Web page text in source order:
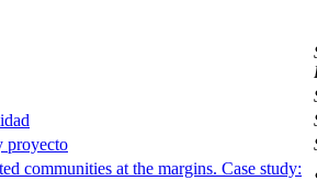
proyecto
communities at the margins. Case study: